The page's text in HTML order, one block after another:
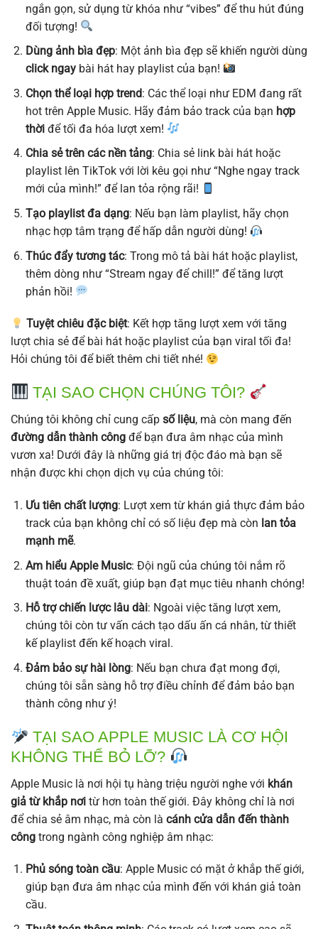
ngắn gọn, sử dụng từ khóa như “vibes” để thu hút đúng
đối tượng!
Dùng ảnh bìa đẹp: Một ảnh bìa đẹp sẽ khiến người dùng
click ngaybài hát hay playlist của bạn!
Chọn thể loại hợp trend: Các thể loại như EDM đang rất
hot trên Apple Music. Hãy đảm bảo track của bạn hợp
thờiđể tối đa hóa lượt xem!
Chia sẻ trên các nền tảng: Chia sẻ link bài hát hoặc
playlist lên TikTok với lời kêu gọi như “Nghe ngay track
mới của mình!” để lan tỏa rộng rãi!
Tạo playlist đa dạng: Nếu bạn làm playlist, hãy chọn
nhạc hợp tâm trạng để hấp dẫn người dùng!
Thúc đẩy tương tác: Trong mô tả bài hát hoặc playlist,
thêm dòng như “Stream ngay để chill!” để tăng lượt
phản hồi!
Tuyệt chiêu đặc biệt: Kết hợp tăng lượt xem với tăng
lượt chia sẻ để bài hát hoặc playlist của bạn viral tối đa!
Hỏi chúng tôi để biết thêm chi tiết nhé!
TẠI SAO CHỌN CHÚNG TÔI?
Chúng tôi không chỉ cung cấp số liệu, mà còn mang đến
đường dẫn thành công để bạn đưa âm nhạc của mình
vươn xa! Dưới đây là những giá trị độc đáo mà bạn sẽ
nhận được khi chọn dịch vụ của chúng tôi:
Ưu tiên chất lượng: Lượt xem từ khán giả thực đảm bảo
track của bạn không chỉ có số liệu đẹp mà còn lan tỏa
mạnh mẽ.
Am hiểu Apple Music: Đội ngũ của chúng tôi nắm rõ
thuật toán đề xuất, giúp bạn đạt mục tiêu nhanh chóng!
Hỗ trợ chiến lược lâu dài: Ngoài việc tăng lượt xem,
chúng tôi còn tư vấn cách tạo dấu ấn cá nhân, từ thiết
kế playlist đến kế hoạch viral.
Đảm bảo sự hài lòng: Nếu bạn chưa đạt mong đợi,
chúng tôi sẵn sàng hỗ trợ điều chỉnh để đảm bảo bạn
thành công như ý!
TẠI SAO APPLE MUSIC LÀ CƠ HỘI
KHÔNG THỂ BỎ LỠ?
Apple Music là nơi hội tụ hàng triệu người nghe với khán
giả từ khắp nơi từ hơn toàn thế giới. Đây không chỉ là nơi
để chia sẻ âm nhạc, mà còn là cánh cửa dẫn đến thành
công trong ngành công nghiệp âm nhạc:
Phủ sóng toàn cầu: Apple Music có mặt ở khắp thế giới,
giúp bạn đưa âm nhạc của mình đến với khán giả toàn
cầu.